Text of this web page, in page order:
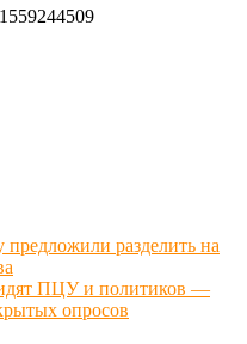
разделить на
ПЦУ и политиков —
опросов